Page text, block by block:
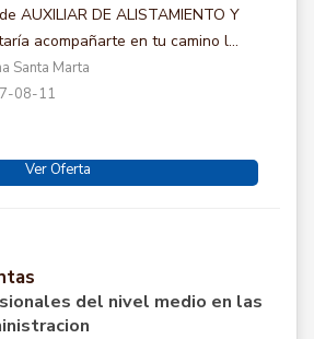
AUXILIAR DE ALISTAMIENTO Y
acompañarte en tu camino l...
Santa Marta
08-11
Ver Oferta
del nivel medio en las